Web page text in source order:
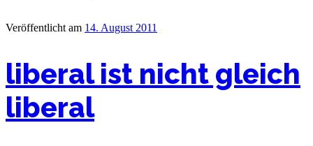
Veröffentlicht am 14. August 2011
liberal ist nicht gleich
liberal